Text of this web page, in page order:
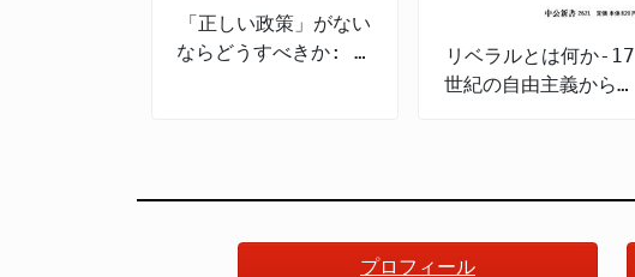
「正しい政策」がない
ならどうすべきか: 政
リベラルとは何か-17
世紀の自由主義から現
プロフィール